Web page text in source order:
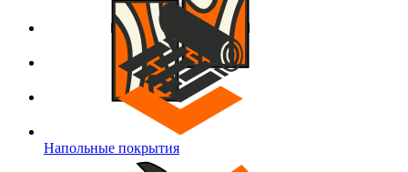
Напольные покрытия